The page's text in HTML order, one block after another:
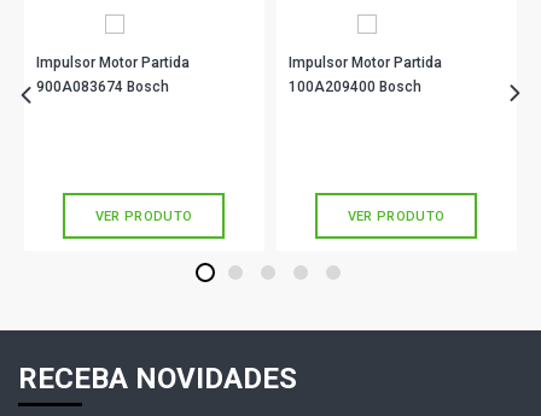
Impulsor Motor Partida
900A083674 Bosch
VER PRODUTO
Impulsor Motor Partida
100A209400 Bosch
VER PRODUTO
1 2 3 4 5
RECEBA NOVIDADES